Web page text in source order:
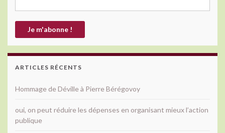
ARTICLES RÉCENTS
Hommage de Déville à Pierre Bérégovoy
oui, on peut réduire les dépenses en organisant mieux l’action
publique